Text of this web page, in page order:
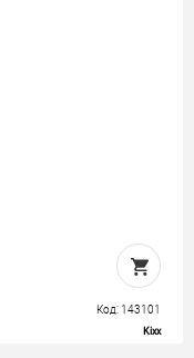
Код: 143101
Kixx